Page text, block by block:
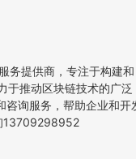
务提供商，专注于构建和
于推动区块链技术的广泛
咨询服务，帮助企业和开
13709298952